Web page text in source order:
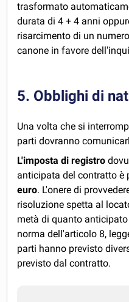
trasformato
durata di 4 + 4 anni
risarcimento di un
canone in favore
5. Obblighi di
Una volta che si
parti dovranno
L'imposta di registro
anticipata del contratto
euro. L'onere di
risoluzione spetta al
metà di quanto
norma dell'articolo 8,
parti hanno previsto
previsto dal contratto.